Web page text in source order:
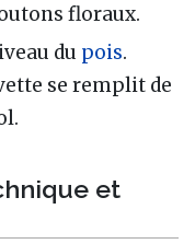
floraux.
du pois.
se remplit de
et